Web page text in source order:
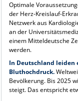
Optimale
der Herz-Kreislauf-
Netzwerk aus
an der
einem Mitteldeutsche
werden.
In Deutschland leiden
Bluthochdruck.
Bevölkerung. Bis 2025
steigt. Das entspricht